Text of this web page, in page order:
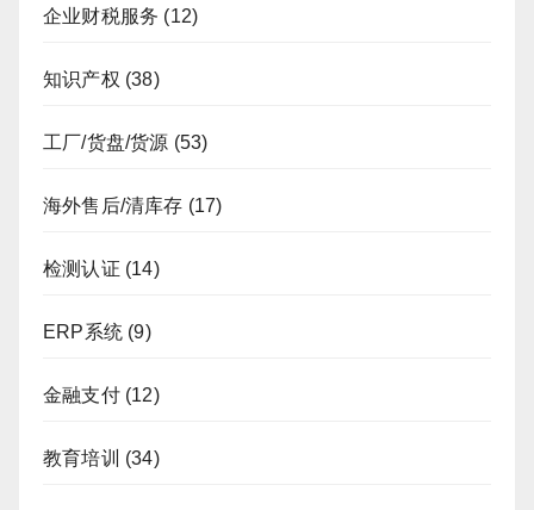
企业财税服务 (12)
知识产权 (38)
工厂/货盘/货源 (53)
海外售后/清库存 (17)
检测认证 (14)
ERP系统 (9)
金融支付(12)
教育培训 (34)